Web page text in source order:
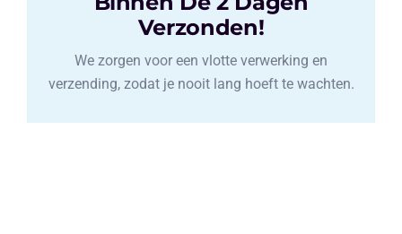
Verzonden!
We zorgen voor een vlotte verwerking en
verzending, zodat je nooit lang hoeft te wachten.